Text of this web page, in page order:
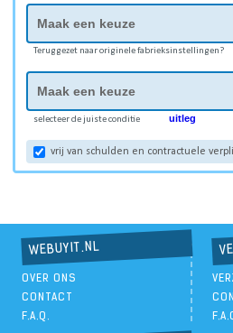
Teruggezet naar originele fabrieksinstellingen?
selecteer de juiste conditie uitleg
vrij van schulden en contractuele
WEBUYIT.NL
OVER ONS
CONTACT
F.A.Q.